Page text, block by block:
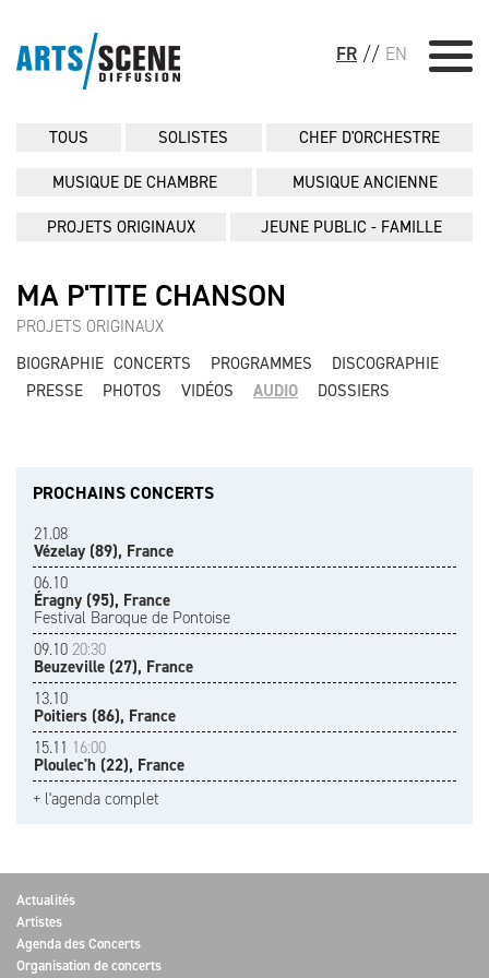
FR // EN
TOUS SOLISTES CHEF D'ORCHESTRE
MUSIQUE DE CHAMBRE MUSIQUE ANCIENNE
PROJETS ORIGINAUX JEUNE PUBLIC - FAMILLE
MA P'TITE CHANSON
PROJETS ORIGINAUX
BIOGRAPHIE CONCERTS PROGRAMMES
DISCOGRAPHIE
PRESSE
PHOTOS VIDÉOS AUDIO DOSSIERS
PROCHAINS CONCERTS
21.08
Vézelay (89), France
06.10
Éragny (95), France
Festival Baroque de Pontoise
09.10 20:30
Beuzeville (27), France
13.10
Poitiers (86), France
15.11 16:00
Ploulec'h (22), France
+ l'agenda complet
Actualités
Artistes
Agenda des Concerts
Organisation de concerts